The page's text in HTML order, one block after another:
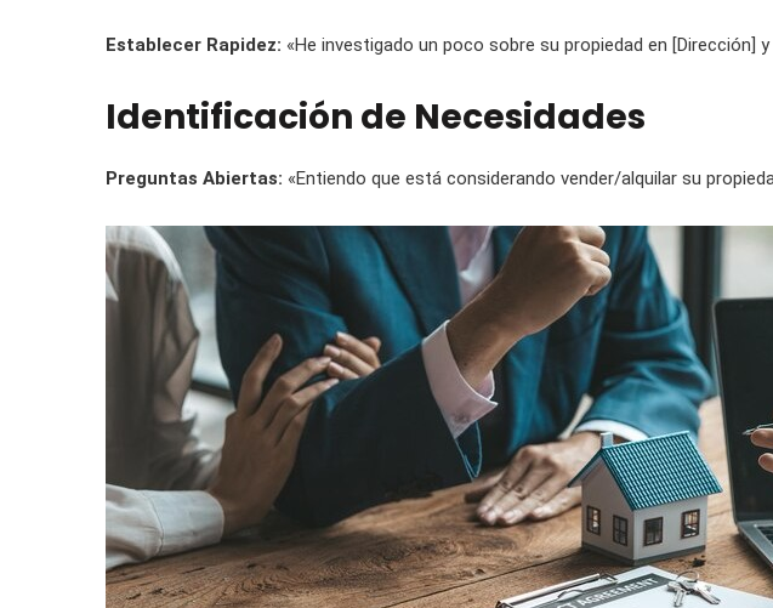
Establecer Rapidez: «He investigado un poco sobre su propiedad en
Identificación de Necesidades
Preguntas Abiertas: «Entiendo que está considerando vender/alquilar su